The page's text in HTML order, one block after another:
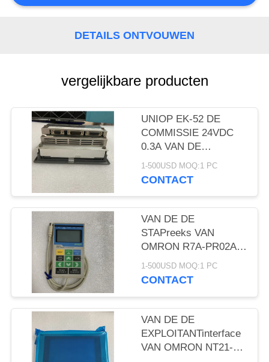
DETAILS ONTVOUWEN
vergelijkbare producten
UNIOP EK-52 DE
COMMISSIE 24VDC
0.3A VAN DE
EXPLOITANTinterface
1 NIEUWE
1-500USD MOQ:1 PC
CONTACT
VAN DE DE
STAPreeks VAN
OMRON R7A-PR02A
SLIMME SERVO DE
PARAMETEReenheid
1-500USD MOQ:1 PC
CONTACT
VAN DE DE
EXPLOITANTinterface
VAN OMRON NT21-